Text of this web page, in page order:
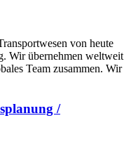
von heute
Wir übernehmen weltweit
Team zusammen. Wir
/